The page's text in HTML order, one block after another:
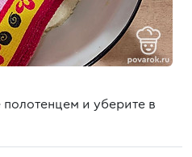
полотенцем и уберите в